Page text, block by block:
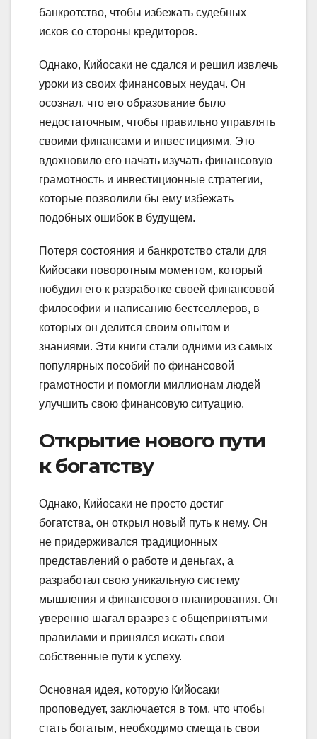
банкротство, чтобы избежать судебных
исков со стороны кредиторов.
Однако, Кийосаки не сдался и решил извлечь
уроки из своих финансовых неудач. Он
осознал, что его образование было
недостаточным, чтобы правильно управлять
своими финансами и инвестициями. Это
вдохновило его начать изучать финансовую
грамотность и инвестиционные стратегии,
которые позволили бы ему избежать
подобных ошибок в будущем.
Потеря состояния и банкротство стали для
Кийосаки поворотным моментом, который
побудил его к разработке своей финансовой
философии и написанию бестселлеров, в
которых он делится своим опытом и
знаниями. Эти книги стали одними из самых
популярных пособий по финансовой
грамотности и помогли миллионам людей
улучшить свою финансовую ситуацию.
Открытие нового пути
к богатству
Однако, Кийосаки не просто достиг
богатства, он открыл новый путь к нему. Он
не придерживался традиционных
представлений о работе и деньгах, а
разработал свою уникальную систему
мышления и финансового планирования. Он
уверенно шагал вразрез с общепринятыми
правилами и принялся искать свои
собственные пути к успеху.
Основная идея, которую Кийосаки
проповедует, заключается в том, что чтобы
стать богатым, необходимо смещать свои